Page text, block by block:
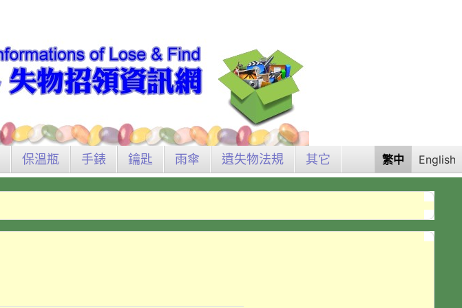
保溫瓶 手錶 鑰匙 雨傘 遺失物法規 其它 繁中 English